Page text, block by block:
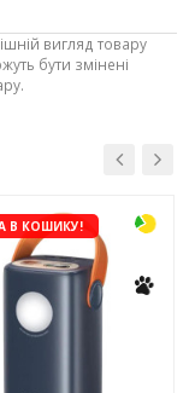
4.6
вигляд товару
бути змінені
В КОШИКУ!